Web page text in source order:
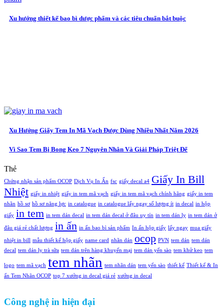
Xu hướng thiết kế bao bì dược phẩm và các tiêu chuẩn bắt buộc
Xu Hướng Giấy Tem In Mã Vạch Được Dùng Nhiều Nhất Năm 2026
Vì Sao Tem Bị Bong Keo 7 Nguyên Nhân Và Giải Pháp Triệt Để
Thẻ
Chứng nhận sản phẩm OCOP Dịch Vụ In Ấn fsc giấy decal a4 Giấy In Bill
Nhiệt giấy in nhiệt giấy in tem mã vạch giấy in tem mã vạch chính hãng giấy in tem
nhãn hồ sơ hồ sơ năng lực in catalogue in catalogue lấy ngay số lượng ít in decal in hộp
giấy in tem in tem dán decal in tem dán decal ở đâu uy tín in tem dán ly in tem dán ở
đâu giá rẻ chất lượng in ấn in ấn bao bì sản phẩm In ấn hộp giấy lấy ngay mua giấy
nhiệt in bill mẫu thiết kế hộp giấy name card nhãn dán ocop PVN tem dán tem dán
decal tem dán ly trà sữa tem dán trên hàng khuyến mại tem dán yến sào tem khử keo tem
logo tem mã vạch tem nhãn tem nhãn dán tem yến sào thiết kế Thiết kế & In
ấn Tem Nhãn OCOP top 7 xưởng in decal giá rẻ xưởng in decal
Công nghệ in hiện đại